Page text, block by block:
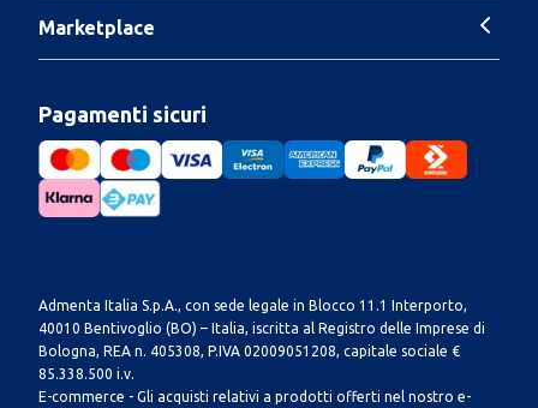
Marketplace
Pagamenti sicuri
Admenta Italia S.p.A., con sede legale in Blocco 11.1 Interporto,
40010 Bentivoglio (BO) – Italia, iscritta al Registro delle Imprese di
Bologna, REA n. 405308, P.IVA 02009051208, capitale sociale €
85.338.500 i.v.
E-commerce - Gli acquisti relativi a prodotti offerti nel nostro e-